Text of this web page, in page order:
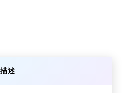
描述